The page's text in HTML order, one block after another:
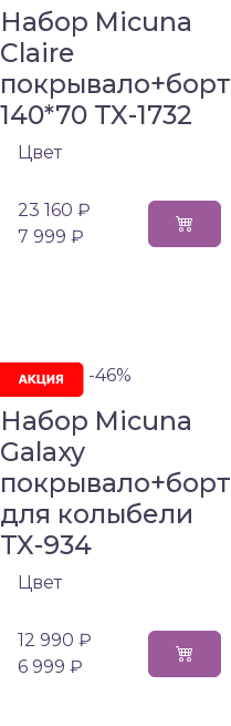
Набор Micuna
Claire
покрывало+борт
140*70 TX-1732
Цвет
23 160 ₽
7 999 ₽
-46%
Набор Micuna
Galaxy
покрывало+борт
для колыбели
TX-934
Цвет
12 990 ₽
6 999 ₽